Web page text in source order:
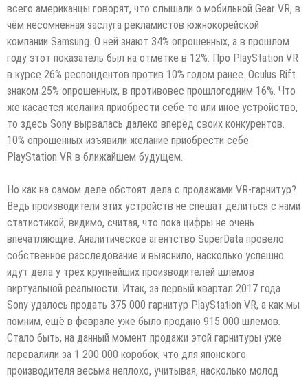
всего американцы говорят, что слышали о мобильной Gear VR, в
чём несомненная заслуга рекламистов южнокорейской
компании Samsung. О ней знают 34% опрошенных, а в прошлом
году этот показатель был на отметке в 12%. Про PlayStation VR
в курсе 26% респондентов против 10% годом ранее. Oculus Rift
знаком 25% опрошенных, в противовес прошлогодним 16%. Что
же касается желания приобрести себе то или иное устройство,
то здесь Sony вырвалась далеко вперёд своих конкурентов.
10% опрошенных изъявили желание приобрести себе
PlayStation VR в ближайшем будущем.
Но как на самом деле обстоят дела с продажами VR-гарнитур?
Ведь производители этих устройств не спешат делиться с нами
статистикой, видимо, считая, что пока цифры не очень
впечатляющие. Аналитическое агентство SuperData провело
собственное расследование и выяснило, насколько успешно
идут дела у трёх крупнейших производителей шлемов
виртуальной реальности. Итак, за первый квартал 2017 года
Sony удалось продать 375 000 гарнитур PlayStation VR, а как мы
помним, ещё в феврале уже было продано 915 000 шлемов.
Стало быть, на данный момент продажи этой гарнитуры уже
перевалили за 1 200 000 коробок, что для японского
производителя весьма неплохо, учитывая, насколько молод